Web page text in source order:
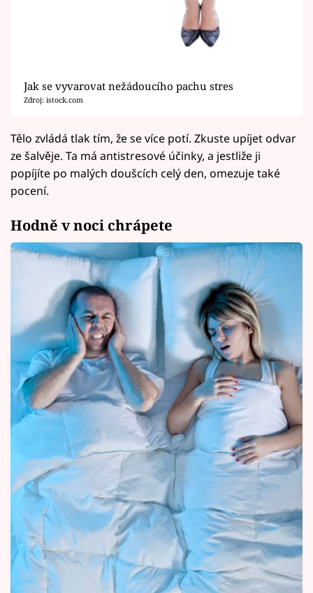
Jak se vyvarovat nežádoucího pachu stres
Zdroj: istock.com
Tělo zvládá tlak tím, že se více potí. Zkuste upíjet odvar
ze šalvěje. Ta má antistresové účinky, a jestliže ji
popíjíte po malých doušcích celý den, omezuje také
pocení.
Hodně v noci chrápete